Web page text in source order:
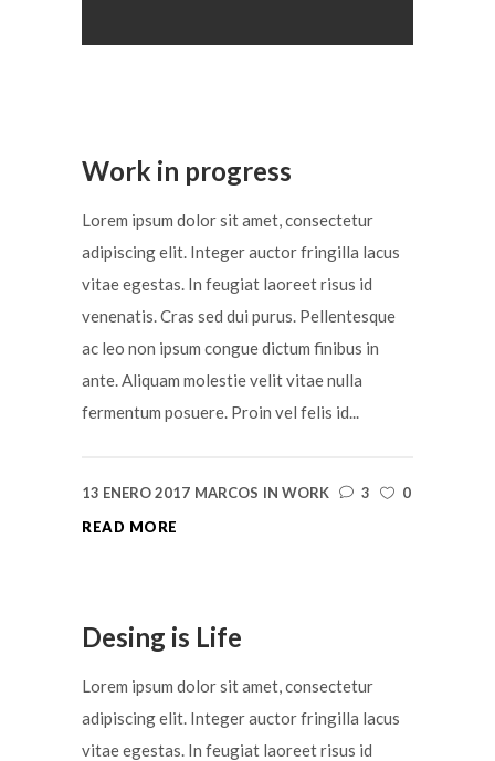
Work in progress
Lorem ipsum dolor sit amet, consectetur
adipiscing elit. Integer auctor fringilla lacus
vitae egestas. In feugiat laoreet risus id
venenatis. Cras sed dui purus. Pellentesque
ac leo non ipsum congue dictum finibus in
ante. Aliquam molestie velit vitae nulla
fermentum posuere. Proin vel felis id...
13 ENERO 2017 MARCOS IN WORK 3
0
READ MORE
Desing is Life
Lorem ipsum dolor sit amet, consectetur
adipiscing elit. Integer auctor fringilla lacus
vitae egestas. In feugiat laoreet risus id